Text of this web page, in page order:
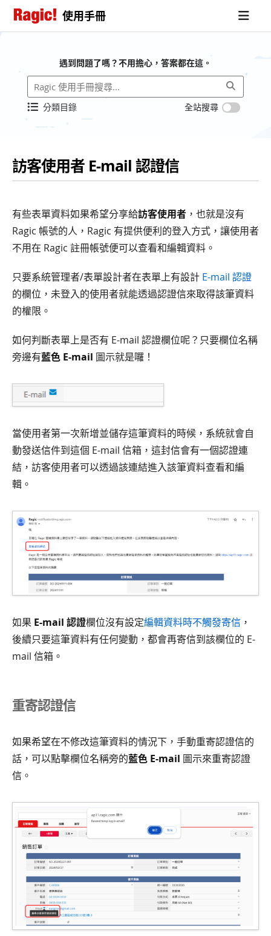
使用手冊
遇到問題了嗎？不用擔心，答案都在這。
分類目錄 全站搜尋
訪客使用者 E-mail 認證信
有些表單資料如果希望分享給訪客使用者 ，也就是沒有
Ragic 帳號的人，Ragic 有提供便利的登入方式，讓使用者
不用在 Ragic 註冊帳號便可以查看和編輯資料。
只要系統管理者/表單設計者在表單上有設計 E-mail 認證
的欄位，未登入的使用者就能透過認證信來取得該筆資料
的權限。
如何判斷表單上是否有 E-mail 認證欄位呢？只要欄位名稱
旁邊有藍色 E-mail 圖示就是囉！
當使用者第一次新增並儲存這筆資料的時候，系統就會自
動發送信件到這個 E-mail 信箱，這封信會有一個認證連
結，訪客使用者可以透過該連結進入該筆資料查看和編
輯。
如果 E-mail 認證欄位沒有設定編輯資料時不觸發寄信 ，
後續只要這筆資料有任何變動，都會再寄信到該欄位的 E-
mail 信箱。
重寄認證信
如果希望在不修改這筆資料的情況下，手動重寄認證信的
話，可以點擊欄位名稱旁的藍色 E-mail 圖示來重寄認證
信。